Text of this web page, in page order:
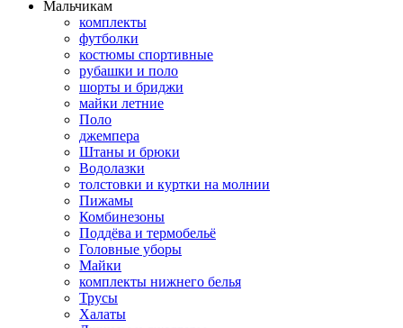
Мальчикам
комплекты
футболки
костюмы спортивные
рубашки и поло
шорты и бриджи
майки летние
Поло
джемпера
Штаны и брюки
Водолазки
толстовки и куртки на молнии
Пижамы
Комбинезоны
Поддёва и термобельё
Головные уборы
Майки
комплекты нижнего белья
Трусы
Халаты